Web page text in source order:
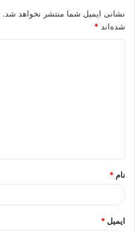
نشانی ایمیل شما منتشر نخواهد شد.
شده‌اند *
*
نام *
ایمیل *